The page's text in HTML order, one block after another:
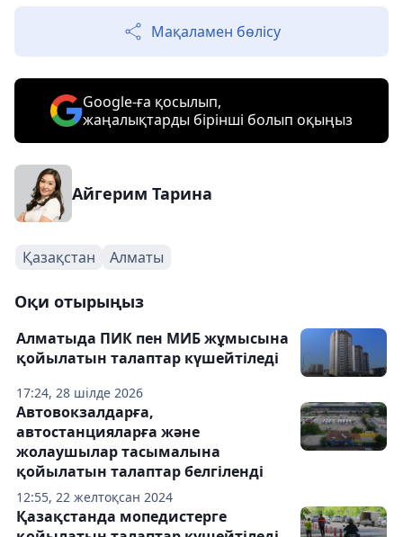
Мақаламен бөлісу
Google-ға қосылып,
жаңалықтарды бірінші болып оқыңыз
Айгерим Тарина
Қазақстан Алматы
Оқи отырыңыз
17:24, 28 шілде 2026
Алматыда ПИК пен МИБ жұмысына
қойылатын талаптар күшейтіледі
12:55, 22 желтоқсан 2024
Автовокзалдарға,
автостанцияларға және
жолаушылар тасымалына
қойылатын талаптар белгіленді
Қазақстанда мопедистерге